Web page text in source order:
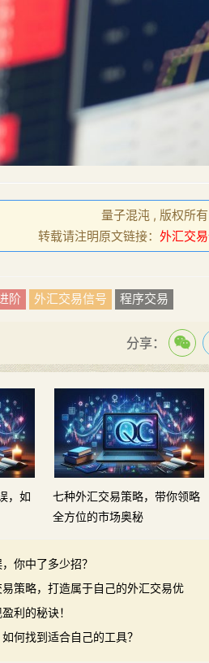
量子混沌 , 版权所
转载请注明原文链接： 外汇交
阶 外汇交易信号 程序交易
分享：
，如
七种外汇交易策略，带你领略
全方位的市场奥秘
你中了多少招？
策略，打造属于自己的外汇交易优
利的秘诀！
何找到适合自己的工具？